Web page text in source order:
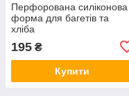
Перфорована силіконова
форма для багетів та
хліба
195 ₴
Купити